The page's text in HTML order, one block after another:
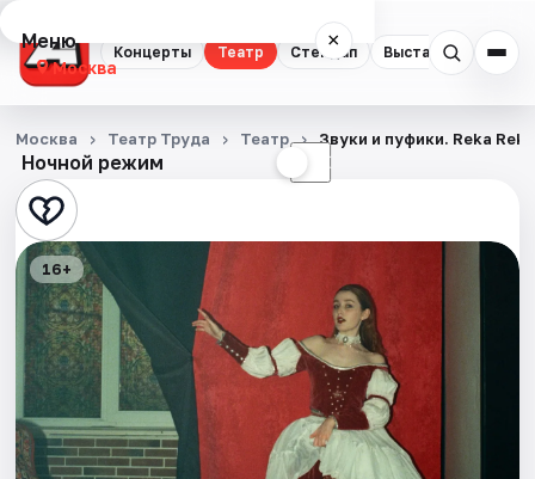
Концерты Театр Стендап Выставки
Меню ×
Москва
Концерты
Театр
Стендап
Выставки
Квесты
Экскурсии
Спорт
Ночной режим ☾
Москва Театр Труда Театр Звуки и пуфики. Reka Reka
16+